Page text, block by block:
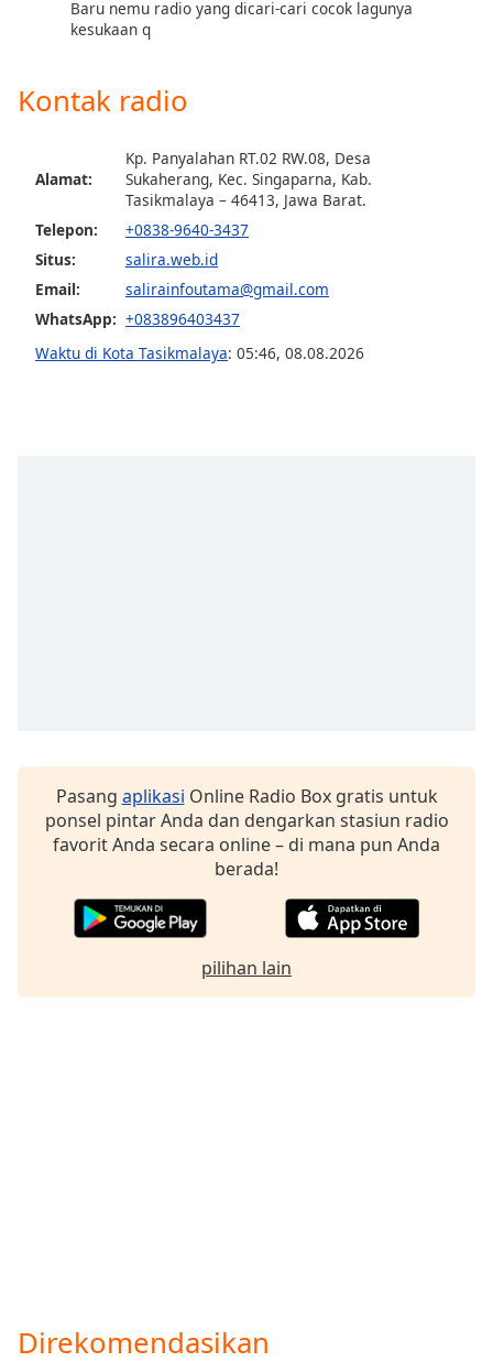
Caption
Color
Opacity
Font
Baru nemu radio yang dicari-cari cocok lagunya
kesukaan q
Kontak radio
Alamat:
Kp. Panyalahan RT.02 RW.08, Desa
Sukaherang, Kec. Singaparna, Kab.
Tasikmalaya – 46413, Jawa Barat.
Telepon:
+0838-9640-3437
Situs:
salira.web.id
Email:
salirainfoutama@gmail.com
WhatsApp: +083896403437
Waktu di Kota Tasikmalaya: 05:46, 08.08.2026
Pasang aplikasi Online Radio Box gratis untuk
ponsel pintar Anda dan dengarkan stasiun radio
favorit Anda secara online – di mana pun Anda
berada!
pilihan lain
Direkomendasikan